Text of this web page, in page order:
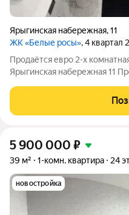
Ярыгинская набережная,11
ЖК «Белые росы», 4 квартал
Продаётся евро 2-х
Ярыгинская набережная 11
кирпичного дома в «Белых
Просторная, светлая, видовая
5 900 000 ₽
39 м² 1-комн. квартира 24
новостройка